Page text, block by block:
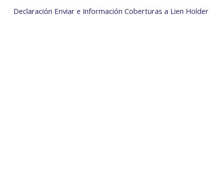
Declaración Enviar e Información Coberturas a Lien Holder